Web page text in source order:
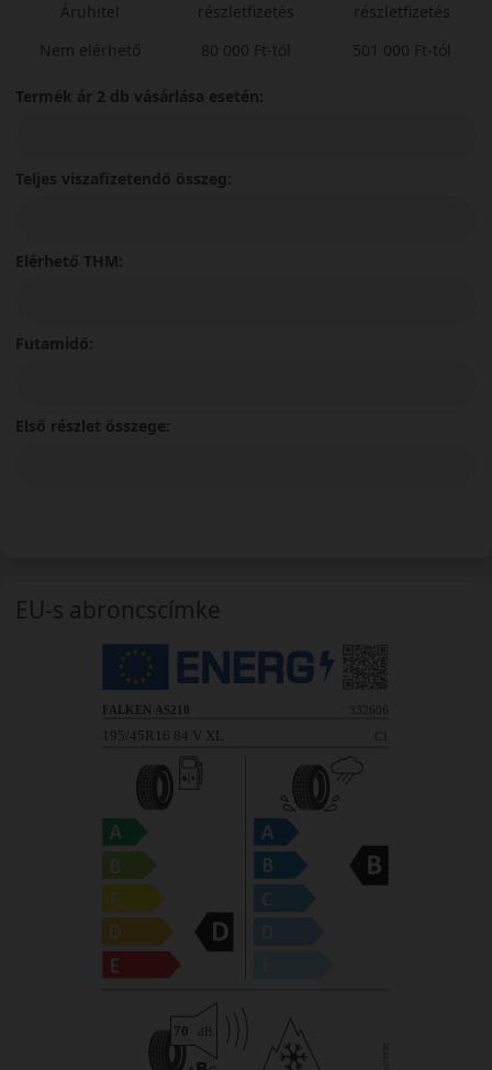
Áruhitel
Nem elérhető
részletfizetés
80 000 Ft-tól
részletfizetés
501 000 Ft-tól
Termék ár 2 db vásárlása esetén:
Teljes viszafizetendő összeg:
Elérhető THM:
Futamidő:
Első részlet összege:
EU-s abroncscímke